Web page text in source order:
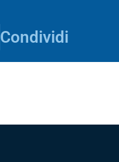
Condividi